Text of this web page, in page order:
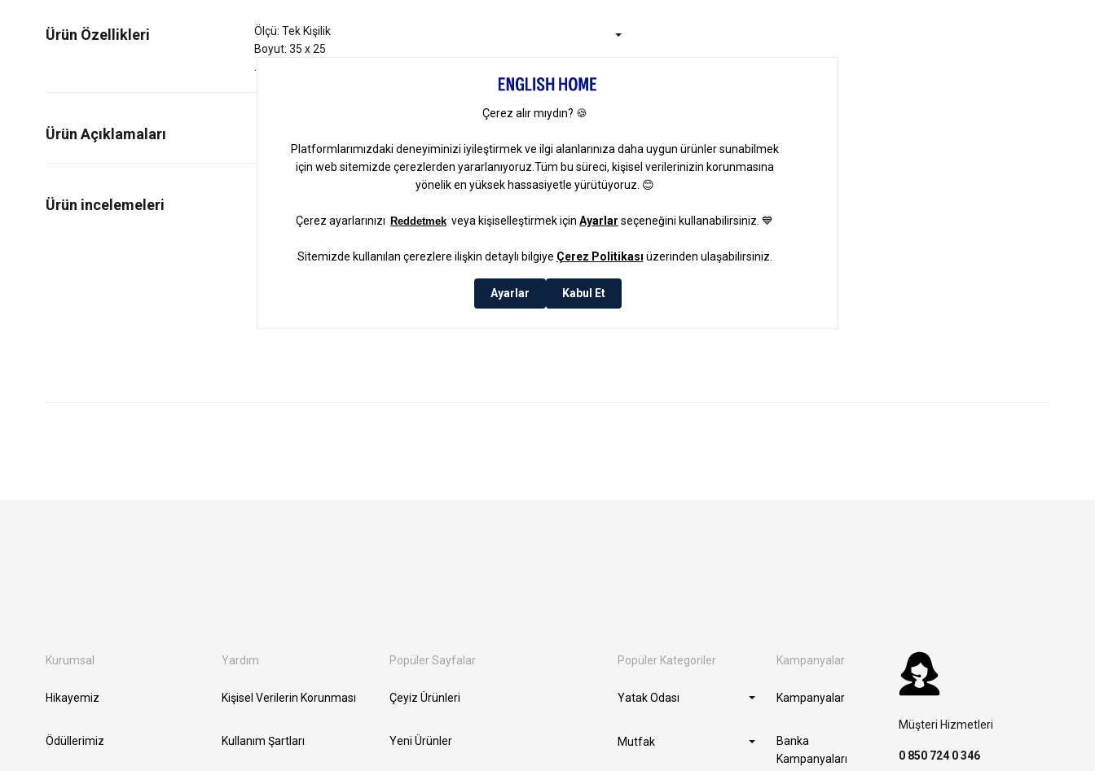
Ürün Özellikleri
Ölçü: Tek Kişilik
Boyut: 35 x 25
Ürün Açıklamaları
Kurumsal
Hikayemiz
Ödüllerimiz
Yardım
Kişisel Verilerin Korunması
Kullanım Şartları
Popüler Sayfalar
Çeyiz Ürünleri
Yeni Ürünler
Popüler Kategoriler
Yatak Odası
Mutfak
Kampanyalar
Kampanyalar
Banka
Kampanyaları
Müşteri Hizmetleri
0 850 724 0 346